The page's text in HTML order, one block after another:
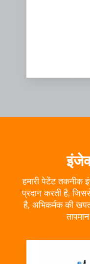
हमारी पेटेंट तकनीक
प्रदान करती है,
है, अभिकर्मक की